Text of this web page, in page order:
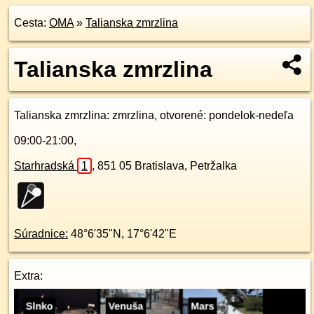
Cesta: OMA» Talianska zmrzlina
Talianska zmrzlina
Talianska zmrzlina: zmrzlina, otvorené: pondelok-nedeľa
09:00-21:00,
Starhradská 1 , 851 05 Bratislava, Petržalka
Súradnice: 48°6'35"N , 17°6'42"E
Extra: